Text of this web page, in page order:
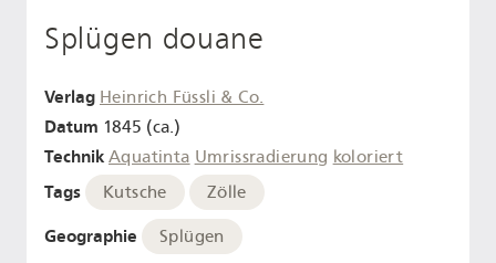
Splügen douane
Verlag Heinrich Füssli & Co.
Datum 1845 (ca.)
Technik Aquatinta Umrissradierung koloriert
Tags Kutsche Zölle
Geographie Splügen